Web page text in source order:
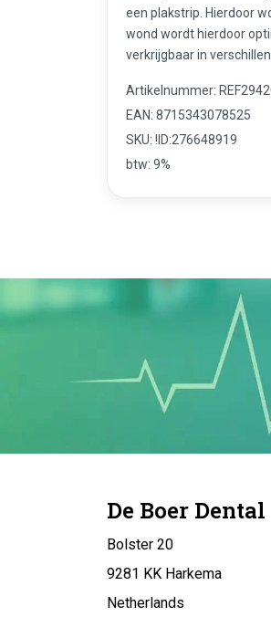
een plakstrip. Hierdoor
wond wordt hierdoor
verkrijgbaar in
Artikelnummer:
EAN: 8715343078525
SKU: !ID:276648919
btw: 9%
De Boer Dental
Bolster 20
9281 KK Harkema
Netherlands